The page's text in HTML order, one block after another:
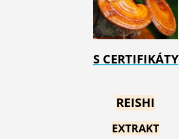
S CERTIFIKÁTY
REISHI
EXTRAKT